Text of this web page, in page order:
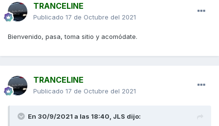
TRANCELINE
Publicado 17 de Octubre del 2021
Bienvenido, pasa, toma sitio y acomódate.
TRANCELINE
Publicado 17 de Octubre del 2021
En 30/9/2021 a las 18:40, JLS dijo: